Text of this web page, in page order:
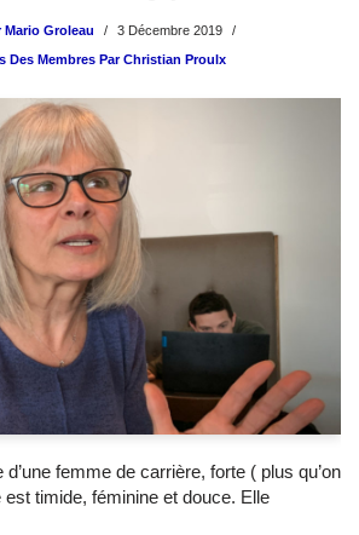
Mario Groleau
3 Décembre 2019
Des Membres Par Christian Proulx
d’une femme de carrière, forte ( plus qu’on
est timide, féminine et douce. Elle